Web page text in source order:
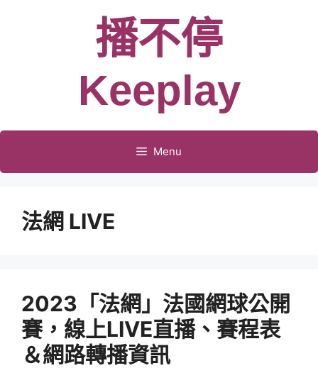
播不停
Keeplay
Menu
法網 LIVE
2023「法網」法國網球公開
賽，線上LIVE直播、賽程表
＆網路轉播資訊